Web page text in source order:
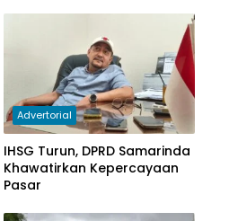
Advertorial
IHSG Turun, DPRD Samarinda
Khawatirkan Kepercayaan
Pasar